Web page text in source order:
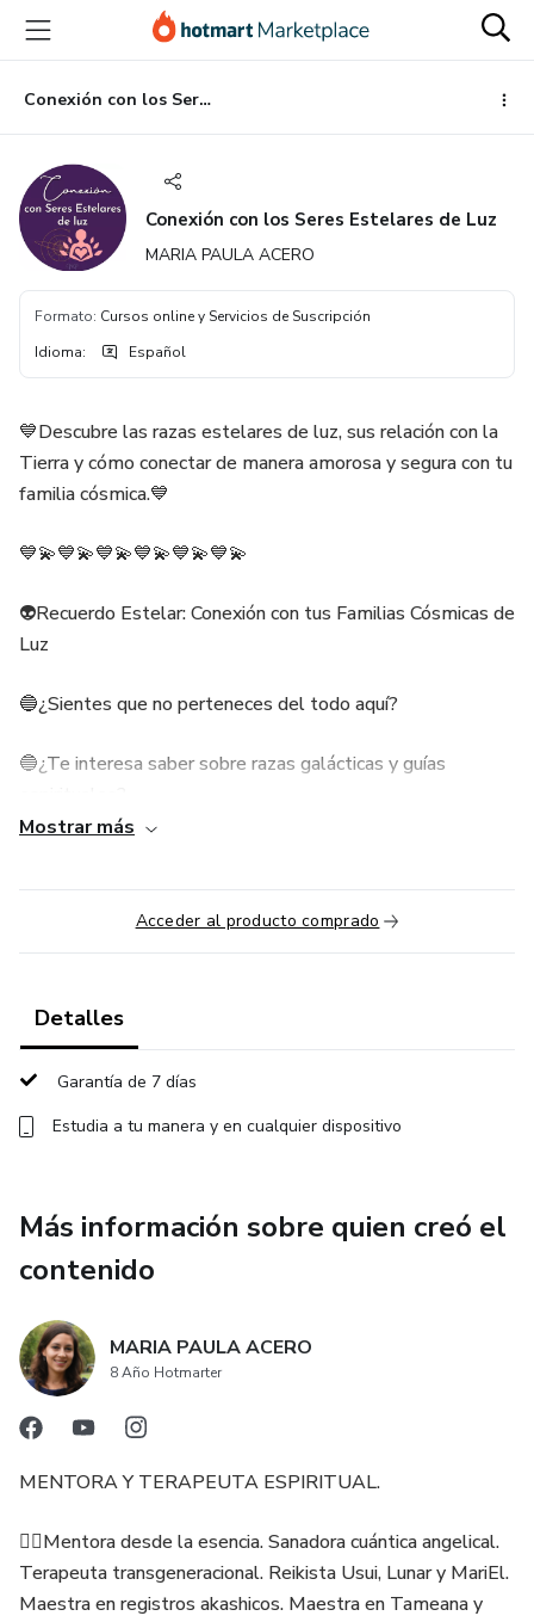
principal
página
de
página
Conexión con los Seres Estelares de Luz
Conexión con los Seres Estelares de Luz
MARIA PAULA ACERO
Formato: Cursos online y Servicios de Suscripción
Idioma: Español
💙Descubre las razas estelares de luz, sus relación con la
Tierra y cómo conectar de manera amorosa y segura con tu
familia cósmica.💙
💙💫💙💫💙💫💙💫💙💫💙💫
👽Recuerdo Estelar: Conexión con tus Familias Cósmicas de
Luz
🔵¿Sientes que no perteneces del todo aquí?
🔵¿Te interesa saber sobre razas galácticas y guías
☑️Un encuentro para personas despiertas, sensibles y
de manera amorosa y segura con tu familia cósmica.
En esta experiencia:
✔️Descubrirás las principales familias estelares, sus
cualidades y misiones.
✔️Aprenderás prácticas simples para conectar con tus guías
de luz.
✔️Recibirás un mensaje personal canalizado para este
sabiduría cósmica, claridad, expansión y acompañamiento
para recordar tu esencia y vivir desde ella.🔅
Mostrar más
Acceder al producto comprado
Detalles
Garantía de 7 días
Estudia a tu manera y en cualquier dispositivo
Más información sobre quien creó el
contenido
MARIA PAULA ACERO
8 Año Hotmarter
MENTORA Y TERAPEUTA ESPIRITUAL.
🧙‍♀️Mentora desde la esencia. Sanadora cuántica angelical.
Terapeuta transgeneracional. Reikista Usui, Lunar y MariEl.
Maestra en registros akashicos. Maestra en Tameana y